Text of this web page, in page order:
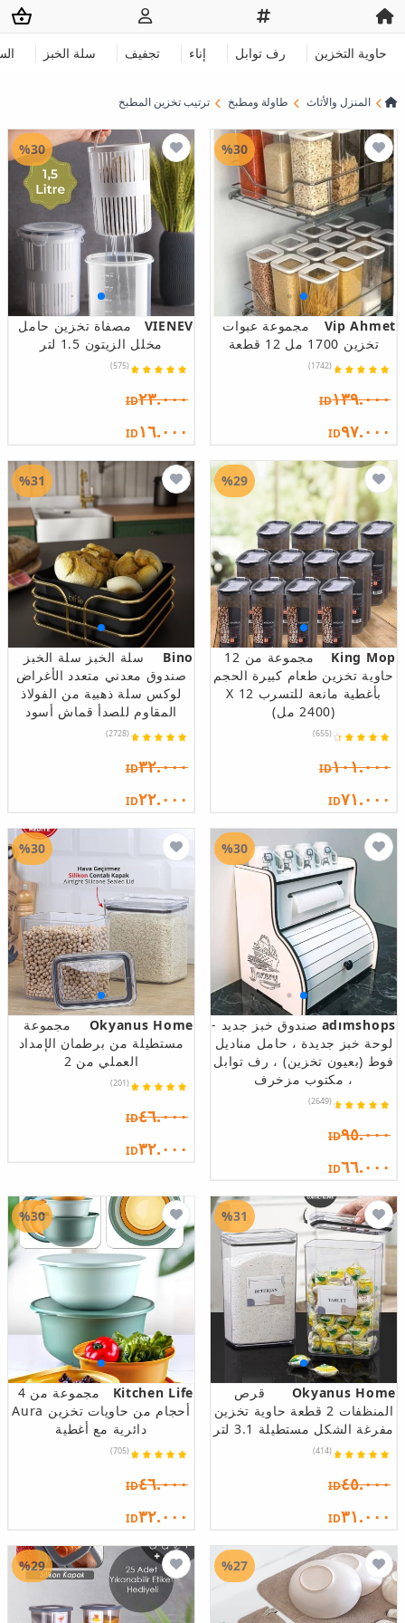
حاوية التخزين رف توابل إناء تجفيف سلة الخبز
المنزل والأثاث طاولة ومطبخ ترتيب تخزين المطبخ
Vip Ahmet
مجموعة عبوات
تخزين 1700 مل 12 قطعة
(1742)
ID١٣٩.٠٠٠
ID٩٧.٠٠٠
%30
VIENEV
مصفاة تخزين حامل
مخلل الزيتون 1.5 لتر
(575)
ID٢٣.٠٠٠
ID١٦.٠٠٠
%30
King Mop
مجموعة من 12
حاوية تخزين طعام كبيرة الحجم
بأغطية مانعة للتسرب 12 X
(2400 مل)
(655)
ID١٠١.٠٠٠
ID٧١.٠٠٠
%29
Bino
سلة الخبز سلة الخبز
صندوق معدني متعدد الأغراض
لوكس سلة ذهبية من الفولاذ
المقاوم للصدأ قماش أسود
(2728)
ID٣٢.٠٠٠
ID٢٢.٠٠٠
%31
adımshops صندوق خبز جديد -
لوحة خبز جديدة ، حامل مناديل
فوط (بعيون تخزين) ، رف توابل
، مكتوب مزخرف
(2649)
ID٩٥.٠٠٠
ID٦٦.٠٠٠
%30
Okyanus Home
مجموعة
مستطيلة من برطمان الإمداد
العملي من 2
(201)
ID٤٦.٠٠٠
ID٣٢.٠٠٠
%30
Okyanus Home
قرص
المنظفات 2 قطعة حاوية تخزين
مفرغة الشكل مستطيلة 3.1 لتر
(414)
ID٤٥.٠٠٠
ID٣١.٠٠٠
%31
Kitchen Life
مجموعة من 4
أحجام من حاويات تخزين Aura
دائرية مع أغطية
(705)
ID٤٦.٠٠٠
ID٣٢.٠٠٠
%30
%27
%29